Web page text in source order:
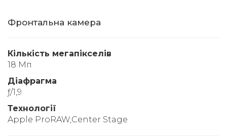
Фронтальна камера
Кількість мегапікселів
18 Мп
Діафрагма
ƒ/1,9
Технології
Apple ProRAW,Center Stage